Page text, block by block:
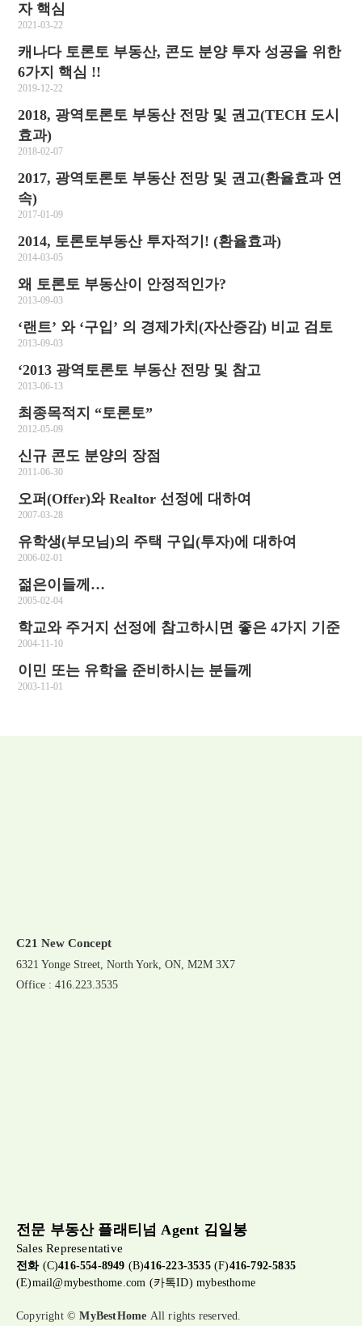
자 핵심
2021-03-22
캐나다 토론토 부동산, 콘도 분양 투자 성공을 위한
6가지 핵심 !!
2019-12-22
2018, 광역토론토 부동산 전망 및 권고(TECH 도시
효과)
2018-02-07
2017, 광역토론토 부동산 전망 및 권고(환율효과 연
속)
2017-01-09
2014, 토론토부동산 투자적기! (환율효과)
2014-03-05
왜 토론토 부동산이 안정적인가?
2013-09-03
‘랜트’ 와 ‘구입’ 의 경제가치(자산증감) 비교 검토
2013-09-03
‘2013 광역토론토 부동산 전망 및 참고
2013-06-13
최종목적지 “토론토”
2012-05-09
신규 콘도 분양의 장점
2011-06-30
오퍼(Offer)와 Realtor 선정에 대하여
2007-03-28
유학생(부모님)의 주택 구입(투자)에 대하여
2006-02-01
젊은이들께…
2005-02-04
학교와 주거지 선정에 참고하시면 좋은 4가지 기준
2004-11-10
이민 또는 유학을 준비하시는 분들께
2003-11-01
C21 New Concept
6321 Yonge Street, North York, ON, M2M 3X7
Office : 416.223.3535
전문 부동산 플래티넘 Agent 김일봉
Sales Representative
전화(C)416-554-8949 (B)416-223-3535(F)416-792-5835
(E)mail@mybesthome.com (카톡ID) mybesthome
Copyright ©MyBestHome All rights reserved.